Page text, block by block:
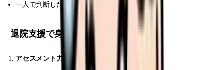
一人で判断したい
退院支援で身につくスキル
アセスメント力 (在宅復帰可能性)